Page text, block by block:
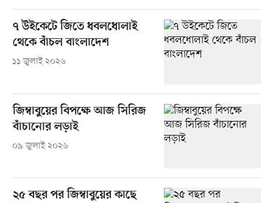
৭ উইকেটে জিতে ধবলধোলাই
থেকে বাঁচল বাংলাদেশ
১১ জুলাই ২০২৬
জিম্বাবুয়ের বিপক্ষে আজ সিরিজ
বাঁচানোর লড়াই
০৯ জুলাই ২০২৬
২৫ বছর পর জিম্বাবুয়ের কাছে